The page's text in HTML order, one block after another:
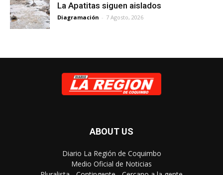
La Apatitas siguen aislados
Diagramación - 7 Agosto, 2026
ABOUT US
Diario La Región de Coquimbo
Medio Oficial de Noticias